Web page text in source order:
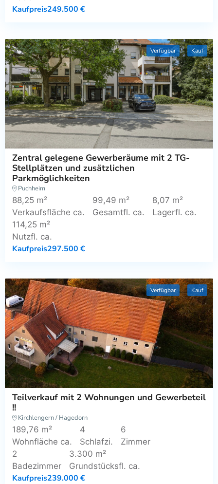
Kaufpreis249.500 €
Verfügbar Kauf
Zentral gelegene Gewerberäume mit 2 TG-
Stellplätzen und zusätzlichen
Parkmöglichkeiten
Puchheim
88,25 m²
Verkaufsfläche ca.
99,49 m²
Gesamtfl. ca.
8,07 m²
Lagerfl. ca.
114,25 m²
Nutzfl. ca.
Kaufpreis297.500 €
Verfügbar Kauf
Teilverkauf mit 2 Wohnungen und Gewerbeteil
!!
Kirchlengern / Hagedorn
189,76 m²
Wohnfläche ca.
4
Schlafzi.
6
Zimmer
2
Badezimmer
3.300 m²
Grundstücksfl. ca.
Kaufpreis239.000 €